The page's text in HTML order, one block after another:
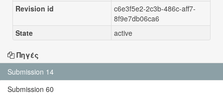
Revision id
c6e3f5e2-2c3b-486c-aff7-
8f9e7db06ca6
State
active
Πηγές
Submission 14
Submission 60